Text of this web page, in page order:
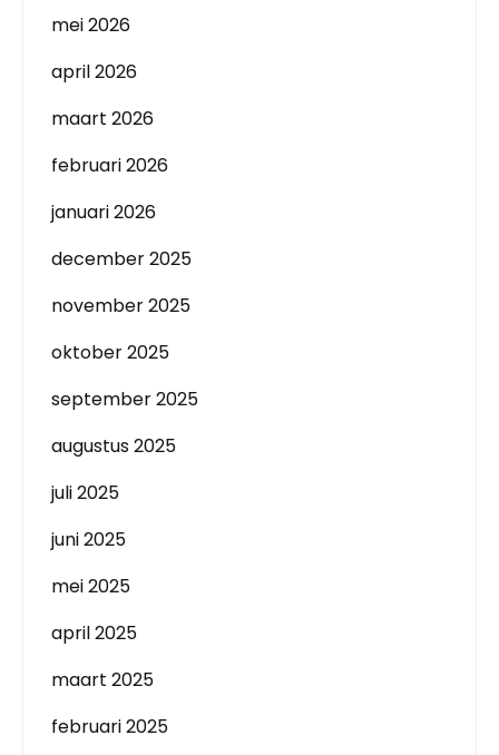
mei 2026
april 2026
maart 2026
februari 2026
januari 2026
december 2025
november 2025
oktober 2025
september 2025
augustus 2025
juli 2025
juni 2025
mei 2025
april 2025
maart 2025
februari 2025